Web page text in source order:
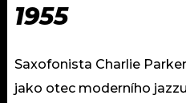
1955
Saxofonista Charlie
jako otec moderního